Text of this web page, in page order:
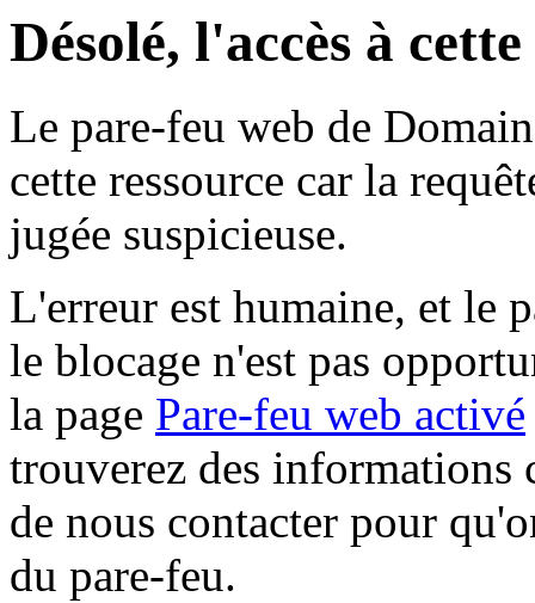
Désolé, l'accès à
Le pare-feu web de
cette ressource car la
jugée suspicieuse.
L'erreur est humaine, et le
le blocage n'est pas
la page Pare-feu web activé
trouverez des informations
de nous contacter pour
du pare-feu.